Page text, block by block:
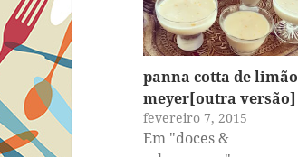
panna cotta de limão
meyer[outra versão]
fevereiro 7, 2015
Em "doces &